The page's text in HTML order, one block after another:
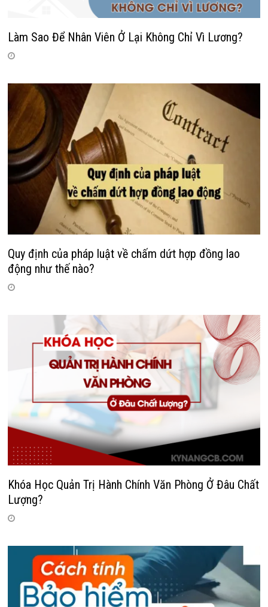
Làm Sao Để Nhân Viên Ở Lại Không Chỉ Vì Lương?
Quy định của pháp luật về chấm dứt hợp đồng lao
động như thế nào?
Khóa Học Quản Trị Hành Chính Văn Phòng Ở Đâu Chất
Lượng?